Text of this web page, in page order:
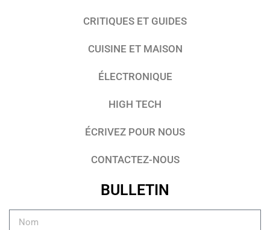
CRITIQUES ET GUIDES
CUISINE ET MAISON
ÉLECTRONIQUE
HIGH TECH
ÉCRIVEZ POUR NOUS
CONTACTEZ-NOUS
BULLETIN